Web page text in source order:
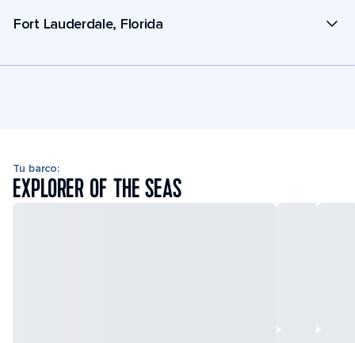
Fort Lauderdale, Florida
Tu barco:
EXPLORER OF THE SEAS